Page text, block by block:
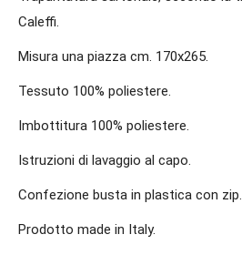
Caleffi.
Misura una piazza cm. 170x265.
Tessuto 100% poliestere.
Imbottitura 100% poliestere.
Istruzioni di lavaggio al capo.
Confezione busta in plastica con zip.
Prodotto made in Italy.